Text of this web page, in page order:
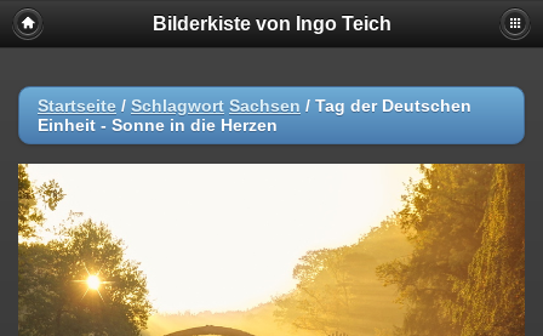
Bilderkiste von Ingo Teich
Startseite / Schlagwort Sachsen / Tag der Deutschen
Einheit - Sonne in die Herzen